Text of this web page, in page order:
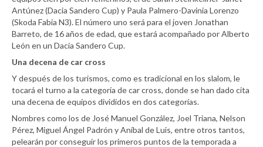
Antúnez (Dacia Sandero Cup) y Paula Palmero-Davinia Lorenzo
(Skoda Fabia N3). El número uno será para el joven Jonathan
Barreto, de 16 años de edad, que estará acompañado por Alberto
León en un Dacia Sandero Cup.
Una decena de car cross
Y después de los turismos, como es tradicional en los slalom, le
tocará el turno a la categoría de car cross, donde se han dado cita
una decena de equipos divididos en dos categorías.
Nombres como los de José Manuel González, Joel Triana, Nelson
Pérez, Miguel Ángel Padrón y Aníbal de Luis, entre otros tantos,
pelearán por conseguir los primeros puntos de la temporada a